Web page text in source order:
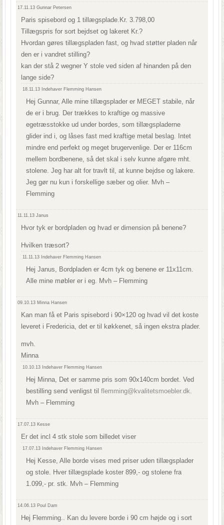
17.11.13Gunnar Petersen
Paris spisebord og 1 tillægsplade.Kr. 3.798,00
Tillægspris for sort bejdset og lakeret Kr.?
Hvordan gøres tillægspladen fast, og hvad støtter pladen når
den er i vandret stilling?
kan der stå 2 wegner Y stole ved siden af hinanden på den
lange side?
18.11.13 Indehaver Flemming Hansen
Hej Gunnar, Alle mine tillægsplader er MEGET stabile, når
de er i brug. Der trækkes to kraftige og massive
egetræsstokke ud under bordes, som tillægspladerne
glider ind i, og låses fast med kraftige metal beslag. Intet
mindre end perfekt og meget brugervenlige. Der er 116cm
mellem bordbenene, så det skal i selv kunne afgøre mht.
stolene. Jeg har alt for travlt til, at kunne bejdse og lakere.
Jeg gør nu kun i forskellige sæber og olier. Mvh –
Flemming
11.11.13Janus
Hvor tyk er bordpladen og hvad er dimension på benene?
Hvilken træsort?
11.11.13 Indehaver Flemming Hansen
Hej Janus, Bordpladen er 4cm tyk og benene er 11x11cm.
Alle mine møbler er i eg. Mvh – Flemming
09.10.13 Minna Hansen
Kan man få et Paris spisebord i 90×120 og hvad vil det koste
leveret i Fredericia, det er til køkkenet, så ingen ekstra plader.
mvh.
Minna
10.10.13 Indehaver Flemming Hansen
Hej Minna, Det er samme pris som 90x140cm bordet. Ved
bestilling send venligst tilflemming@kvalitetsmoebler.dk.
Mvh – Flemming
17.07.13 Kesse
Er det incl 4 stk stole som billedet viser
17.07.13 Indehaver Flemming Hansen
Hej Kesse, Alle borde vises med priser uden tillægsplader
og stole. Hver tillægsplade koster 899,- og stolene fra
1.099,- pr. stk. Mvh – Flemming
14.06.13 Poul Dam
Hej Flemming.. Kan du levere borde i 90 cm højde og i sort